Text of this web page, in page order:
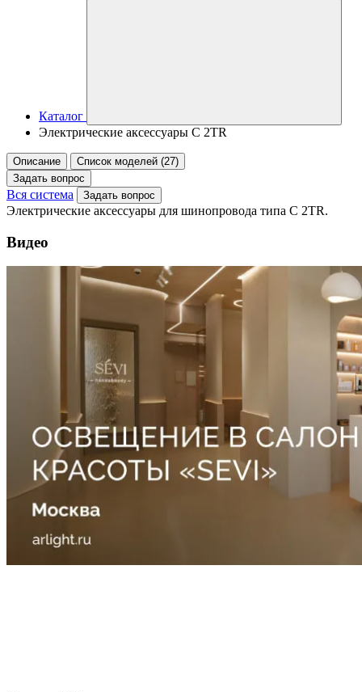
Каталог
Электрические аксессуары C 2TR
Описание
Список моделей (27)
Задать вопрос
Вся система Задать вопрос
Электрические аксессуары для шинопровода типа C 2TR.
Видео